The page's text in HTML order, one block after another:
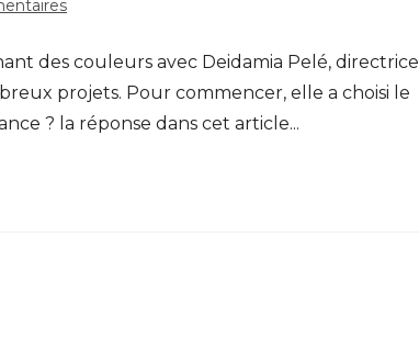
des couleurs avec Deidamia Pelé, directrice
projets. Pour commencer, elle a choisi le
? la réponse dans cet article...